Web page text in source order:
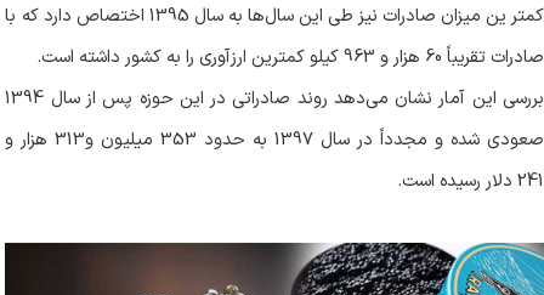
کمتر ین میزان صادرات نیز طی این سال‌ها به سال 1395 اختصاص دارد که با
صادرات تقریباً 60 هزار و 963 کیلو کمترین ارز‌آوری را به کشور داشته است
.
بررسی این آمار نشان می‌دهد روند صادراتی در این حوزه پس از سال 1394
صعودی شده و مجدداً در سال 1397 به حدود 353 میلیون و313 هزار و
241 دلار رسیده است
.